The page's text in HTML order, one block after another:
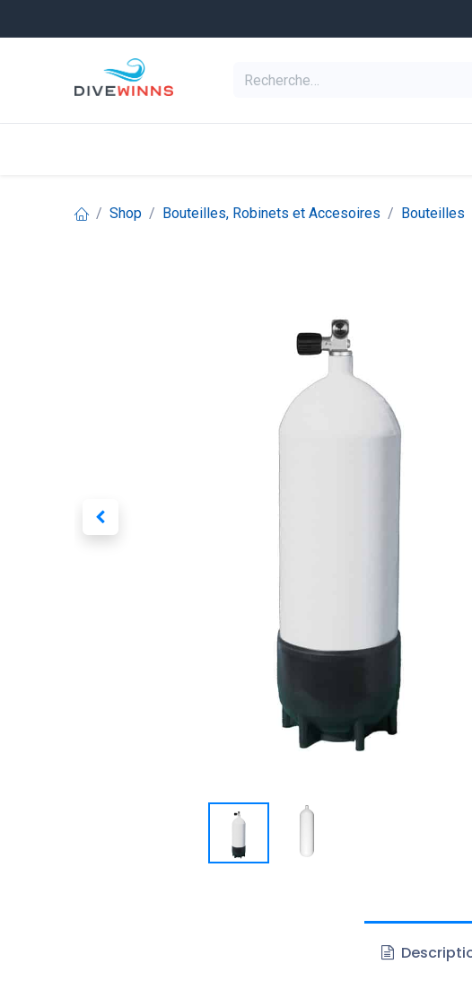
Shop Bouteilles, Robinets et Accesoires Bouteilles